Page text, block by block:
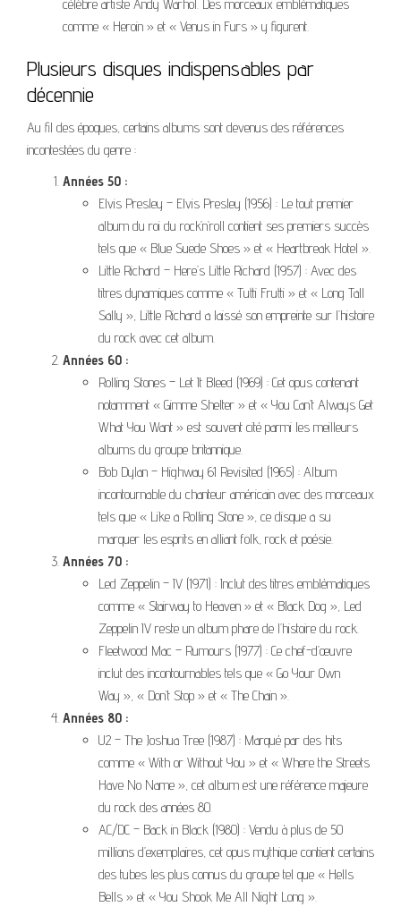
célèbre artiste Andy Warhol. Des morceaux emblématiques
comme « Heroin » et « Venus in Furs » y figurent.
Plusieurs disques indispensables par
décennie
Au fil des époques, certains albums sont devenus des références
incontestées du genre :
Années 50 :
Elvis Presley – Elvis Presley (1956) : Le tout premier
album du roi du rock’n’roll contient ses premiers succès
tels que « Blue Suede Shoes » et « Heartbreak Hotel ».
Little Richard – Here’s Little Richard (1957) : Avec des
titres dynamiques comme « Tutti Frutti » et « Long Tall
Sally », Little Richard a laissé son empreinte sur l’histoire
du rock avec cet album.
Années 60 :
Rolling Stones – Let It Bleed (1969) : Cet opus contenant
notamment « Gimme Shelter » et « You Can’t Always Get
What You Want » est souvent cité parmi les meilleurs
albums du groupe britannique.
Bob Dylan – Highway 61 Revisited (1965) : Album
incontournable du chanteur américain avec des morceaux
tels que « Like a Rolling Stone », ce disque a su
marquer les esprits en alliant folk, rock et poésie.
Années 70 :
Led Zeppelin – IV (1971) : Inclut des titres emblématiques
comme « Stairway to Heaven » et « Black Dog », Led
Zeppelin IV reste un album phare de l’histoire du rock.
Fleetwood Mac – Rumours (1977) : Ce chef-d’œuvre
inclut des incontournables tels que « Go Your Own
Way », « Don’t Stop » et « The Chain ».
Années 80 :
U2 – The Joshua Tree (1987) : Marqué par des hits
comme « With or Without You » et « Where the Streets
Have No Name », cet album est une référence majeure
du rock des années 80.
AC/DC – Back in Black (1980) : Vendu à plus de 50
millions d’exemplaires, cet opus mythique contient certains
des tubes les plus connus du groupe tel que « Hells
Bells » et « You Shook Me All Night Long ».